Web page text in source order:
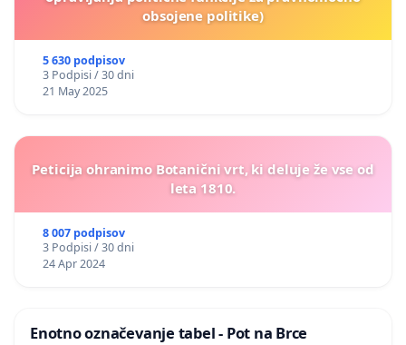
obsojene politike)
5 630 podpisov
3 Podpisi / 30 dni
21 May 2025
Peticija ohranimo Botanični vrt, ki deluje že vse od
leta 1810.
8 007 podpisov
3 Podpisi / 30 dni
24 Apr 2024
Enotno označevanje tabel - Pot na Brce